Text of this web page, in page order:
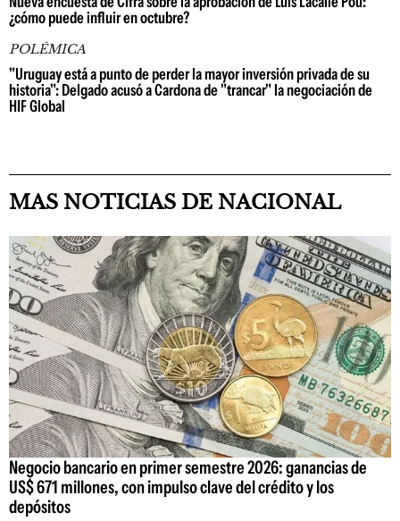
¿cómo puede influir en octubre?
POLÉMICA
"Uruguay está a punto de perder la mayor inversión privada de su
historia": Delgado acusó a Cardona de "trancar" la negociación de
HIF Global
MAS NOTICIAS DE NACIONAL
Negocio bancario en primer semestre 2026: ganancias de
US$ 671 millones, con impulso clave del crédito y los
depósitos